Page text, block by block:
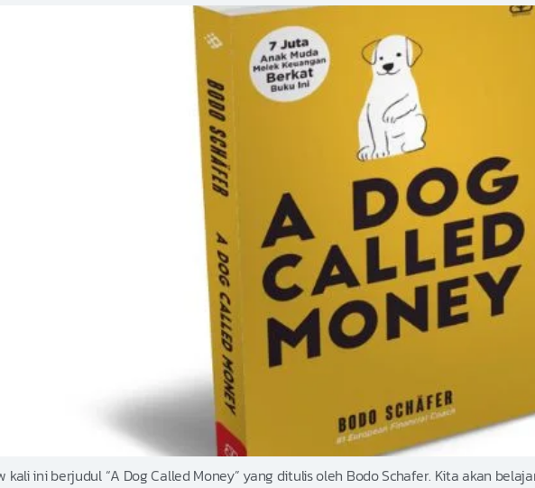
kali ini berjudul “A Dog Called Money” yang ditulis oleh Bodo Schafer. Kita akan